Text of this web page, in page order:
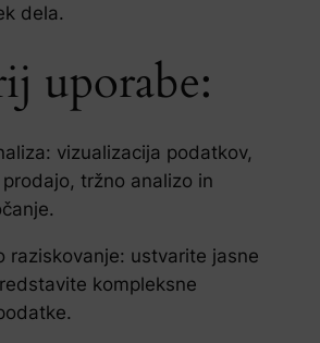
dela.
uporabe:
vizualizacija podatkov,
tržno analizo in
raziskovanje: ustvarite jasne
kompleksne